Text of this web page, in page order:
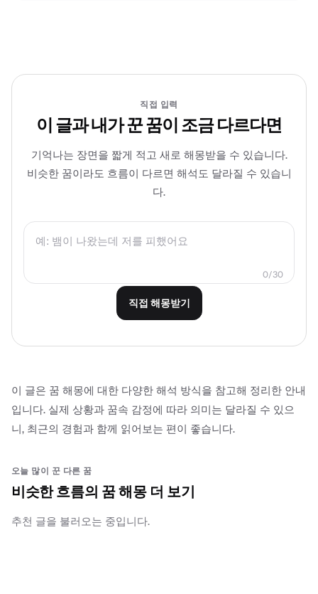
직접 입력
이 글과 내가 꾼 꿈이 조금 다르다면
기억나는 장면을 짧게 적고 새로 해몽받을 수 있습니다.
비슷한 꿈이라도 흐름이 다르면 해석도 달라질 수 있습니
다.
0/30
직접 해몽받기
이 글은 꿈 해몽에 대한 다양한 해석 방식을 참고해 정리한 안내
입니다. 실제 상황과 꿈속 감정에 따라 의미는 달라질 수 있으
니, 최근의 경험과 함께 읽어보는 편이 좋습니다.
오늘 많이 꾼 다른 꿈
비슷한 흐름의 꿈 해몽 더 보기
추천 글을 불러오는 중입니다.